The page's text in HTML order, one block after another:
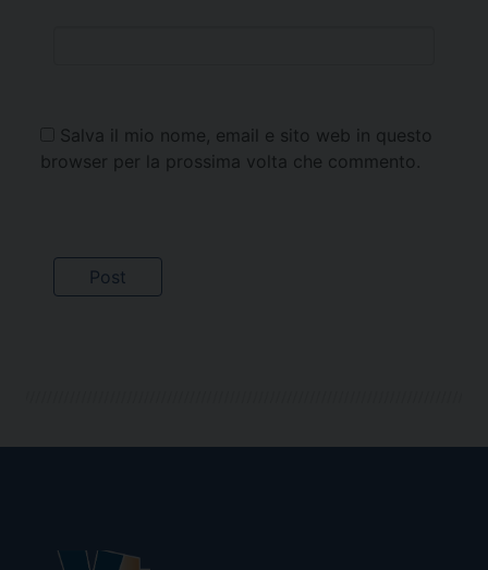
Salva il mio nome, email e sito web in questo
browser per la prossima volta che commento.